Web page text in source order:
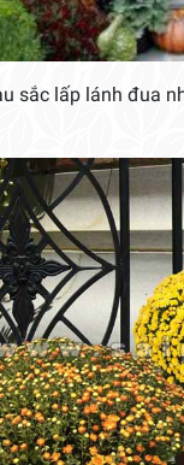
sắc lấp lánh đua